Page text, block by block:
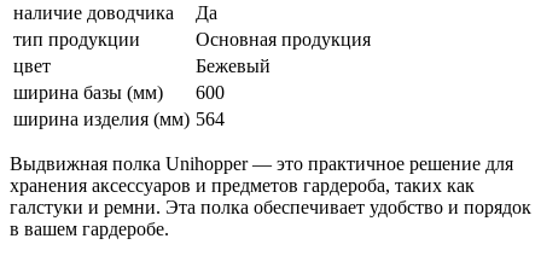
наличие доводчика
Да
тип продукции
Основная продукция
цвет
Бежевый
ширина базы (мм)
600
ширина изделия (мм) 564
Выдвижная полка Unihopper — это практичное решение для
хранения аксессуаров и предметов гардероба, таких как
галстуки и ремни. Эта полка обеспечивает удобство и порядок
в вашем гардеробе.